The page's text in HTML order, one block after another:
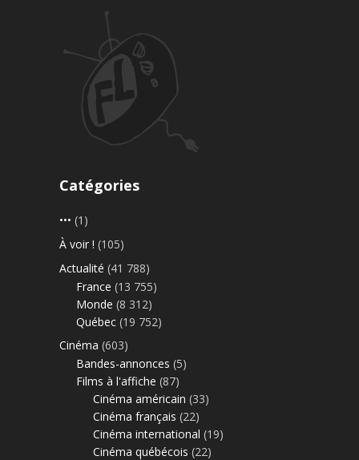
Catégories
••• (1)
À voir ! (105)
Actualité (41 788)
France (13 755)
Monde (8 312)
Québec (19 752)
Cinéma (603)
Bandes-annonces (5)
Films à l'affiche (87)
Cinéma américain (33)
Cinéma français (22)
Cinéma international (19)
Cinéma québécois (22)